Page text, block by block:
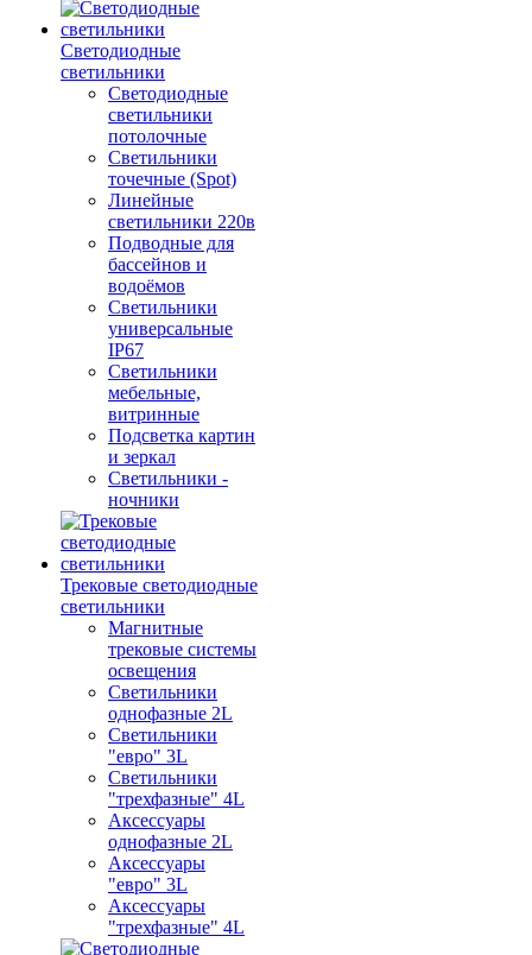
Светодиодные
светильники
Светодиодные
светильники
потолочные
Светильники
точечные (Spot)
Линейные
светильники 220в
Подводные для
бассейнов и
водоёмов
Светильники
универсальные
IP67
Светильники
мебельные,
витринные
Подсветка картин
и зеркал
Светильники -
ночники
Трековые светодиодные
светильники
Магнитные
трековые системы
освещения
Светильники
однофазные 2L
Светильники
"евро" 3L
Светильники
"трехфазные" 4L
Аксессуары
однофазные 2L
Аксессуары
"евро" 3L
Аксессуары
"трехфазные" 4L